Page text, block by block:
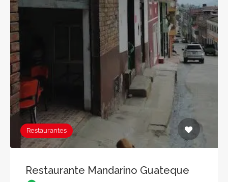
Restaurantes
Restaurante Mandarino Guateque